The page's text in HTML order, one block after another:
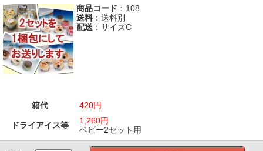
商品コード ：108
送料 ：送料別
配送 ：サイズC
箱代 420円
ドライアイス等
1,260円
ベビー2セット用